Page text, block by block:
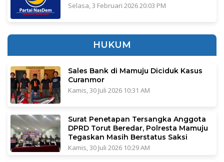
Selasa, 3 Februari 2026 20:03 PM
HUKUM
Sales Bank di Mamuju Diciduk Kasus
Curanmor
Kamis, 30 Juli 2026 10:31 AM
Surat Penetapan Tersangka Anggota
DPRD Torut Beredar, Polresta Mamuju
Tegaskan Masih Berstatus Saksi
Kamis, 30 Juli 2026 10:29 AM